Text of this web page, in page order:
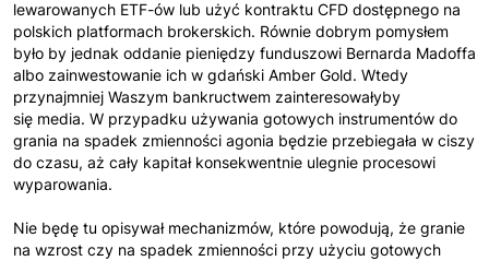
lewarowanych ETF-ów lub użyć kontraktu CFD dostępnego na
polskich platformach brokerskich. Równie dobrym pomysłem
było by jednak oddanie pieniędzy funduszowi Bernarda Madoffa
albo zainwestowanie ich w gdański Amber Gold. Wtedy
przynajmniej Waszym bankructwem zainteresowałyby
się media. W przypadku używania gotowych instrumentów do
grania na spadek zmienności agonia będzie przebiegała w ciszy
do czasu, aż cały kapitał konsekwentnie ulegnie procesowi
wyparowania.
Nie będę tu opisywał mechanizmów, które powodują, że granie
na wzrost czy na spadek zmienności przy użyciu gotowych